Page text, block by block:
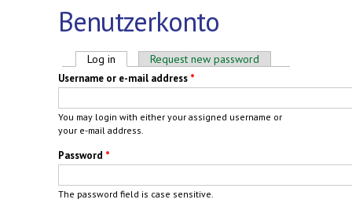
Benutzerkonto
Primary tabs
Log in (active tab)Request new password
Username or e-mail address *
You may login with either your assigned username or
your e-mail address.
Password *
The password field is case sensitive.